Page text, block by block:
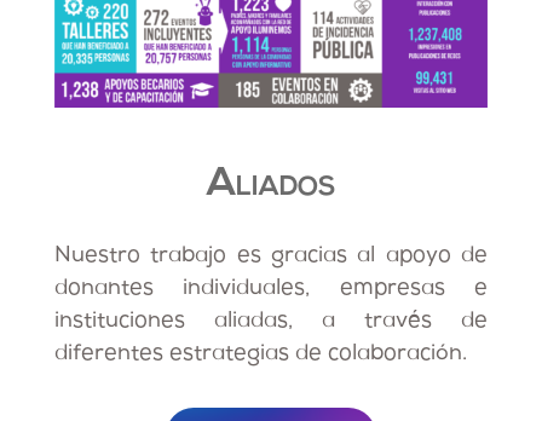
Aliados
Nuestro trabajo es gracias al apoyo de
donantes individuales, empresas e
instituciones aliadas, a través de
diferentes estrategias de colaboración.